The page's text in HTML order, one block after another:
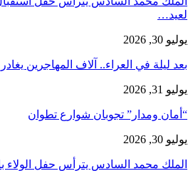
لعيد…
يوليو 30, 2026
بعد ليلة في العراء.. آلاف المهاجرين
يوليو 31, 2026
“أمان ومدار” تجوبان شوارع تطوان
يوليو 30, 2026
الملك محمد السادس يترأس حفل الولاء